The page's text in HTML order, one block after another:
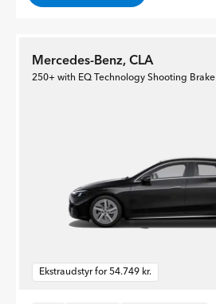
Mercedes-Benz, CLA
250+ with EQ Technology Shooting Brake
Ekstraudstyr for 54.749 kr.